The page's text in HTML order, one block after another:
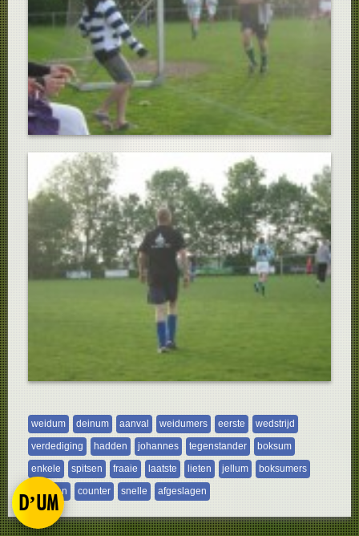
D’UM
weidum deinum aanval weidumers eerste
wedstrijd
verdediging
hadden johannes tegenstander
boksum
enkele
spitsen fraaie laatste lieten jellum
boksumers
mannen
counter snelle afgeslagen